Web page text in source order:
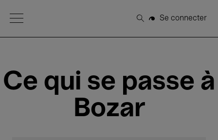
Open Menu
Rechercher
Se connecter
Ce qui se passe à
Bozar